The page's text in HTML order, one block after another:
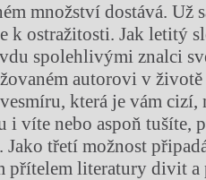
množství dostává. Už
k ostražitosti. Jak letitý
spolehlivými znalci
autorovi v
která je vám cizí,
i víte nebo aspoň tušíte,
Jako třetí možnost
přítelem literatury divit a